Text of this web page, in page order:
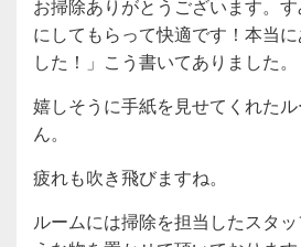
お掃除ありがとうございます。
にしてもらって快適です！本当
した！」こう書いてありました。
嬉しそうに手紙を見せてくれた
ん。
疲れも吹き飛びますね。
ルームには掃除を担当したスタ